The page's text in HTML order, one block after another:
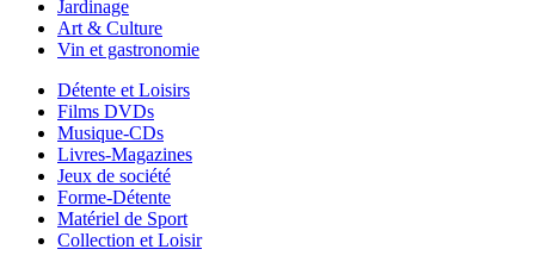
Jardinage
Art & Culture
Vin et gastronomie
Détente et Loisirs
Films DVDs
Musique-CDs
Livres-Magazines
Jeux de société
Forme-Détente
Matériel de Sport
Collection et Loisir